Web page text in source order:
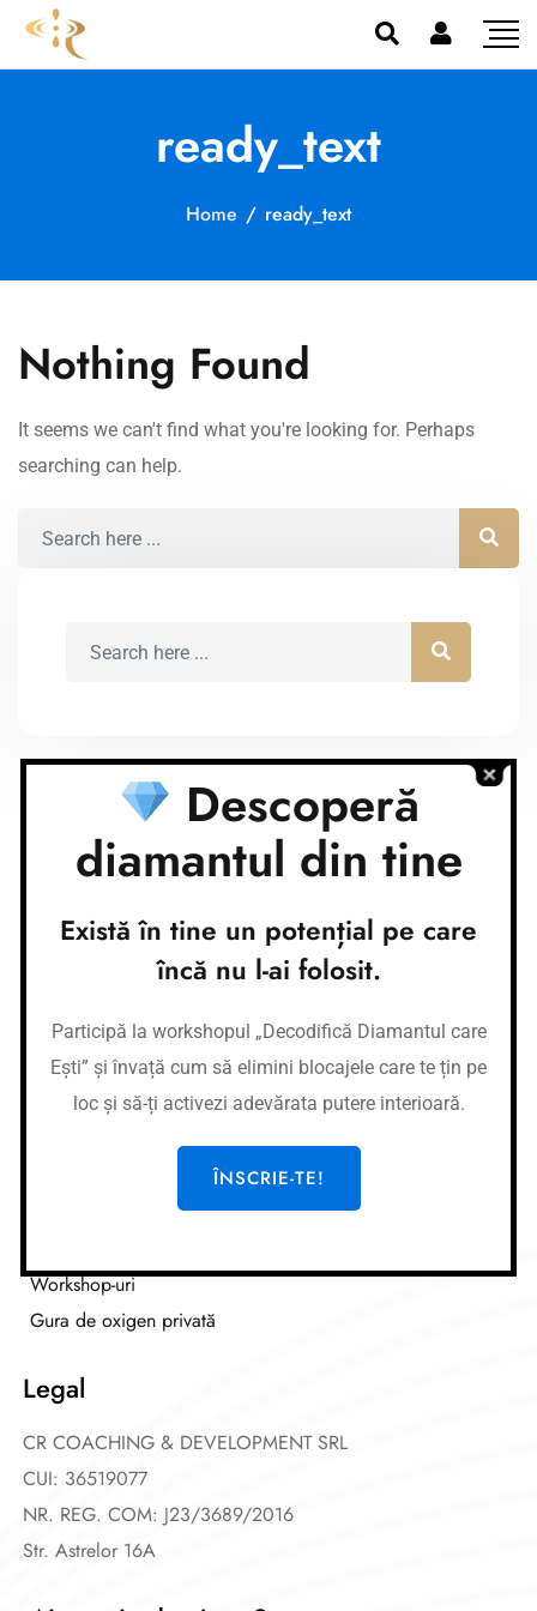
ready_text
Home / ready_text
Nothing Found
It seems we can't find what you're looking for. Perhaps
searching can help.
Conturi bancare
Nume cont: CR Coaching&Development
Nume banca:Banca Transilvania
RO37BTRLEURCRT0362684001
Nume banca: Banca Transilvania
IBAN:RO87BTRLRONCRT0362684001
Link-uri utile
Workshop-uri
Gura de oxigen privată
Legal
CR COACHING & DEVELOPMENT SRL
CUI: 36519077
NR. REG. COM: J23/3689/2016
Str. Astrelor 16A
Descoperă
diamantul din tine
Există în tine un potențial pe care
încă nu l-ai folosit.
Participă la workshopul „Decodifică Diamantul care
Ești” și învață cum să elimini blocajele care te țin pe
loc și să-ți activezi adevărata putere interioară.
ÎNSCRIE-TE!